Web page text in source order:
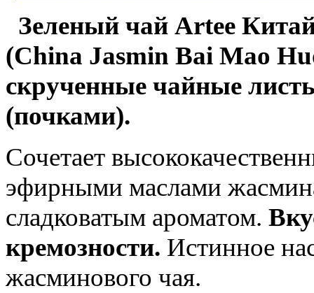
Зеленый чай Artee
(China Jasmin Bai Mao
скрученные чайные
(почками).
Сочетает
эфирными маслами
сладковатым ароматом.
кремозности. Истинное
жасминового чая.